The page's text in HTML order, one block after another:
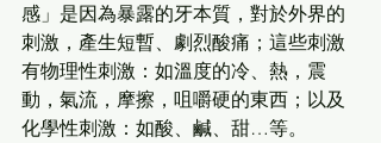
感」是因為暴露的牙本質，對於外界的
刺激，產生短暫、劇烈酸痛；這些刺激
有物理性刺激：如溫度的冷、熱，震
動，氣流，摩擦，咀嚼硬的東西；以及
化學性刺激：如酸、鹹、甜…等。